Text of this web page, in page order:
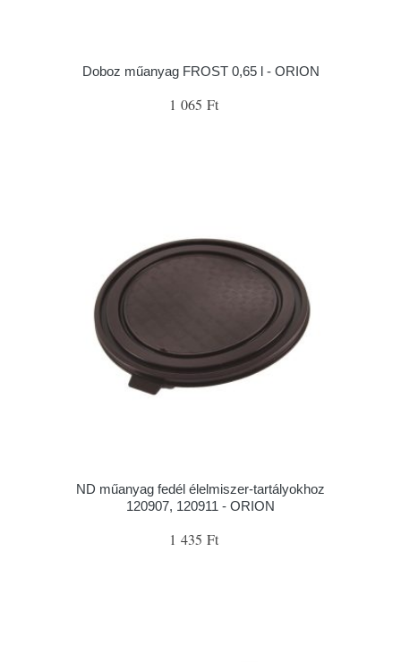
Doboz műanyag FROST 0,65 l - ORION
1 065 Ft
ND műanyag fedél élelmiszer-tartályokhoz
120907, 120911 - ORION
1 435 Ft